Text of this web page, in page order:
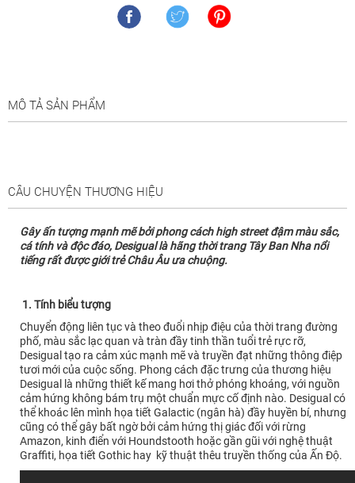
MÔ TẢ SẢN PHẨM
CÂU CHUYỆN THƯƠNG HIỆU
Gây ấn tượng mạnh mẽ bởi phong cách high street đậm màu sắc,
cá tính và độc đáo, Desigual là hãng thời trang Tây Ban Nha nổi
tiếng rất được giới trẻ Châu Âu ưa chuộng.
1. Tính biểu tượng
Chuyển động liên tục và theo đuổi nhịp điệu của thời trang đường
phố, màu sắc lạc quan và tràn đầy tinh thần tuổi trẻ rực rỡ,
Desigual tạo ra cảm xúc mạnh mẽ và truyền đạt những thông điệp
tươi mới của cuộc sống. Phong cách đặc trưng của thương hiệu
Desigual là những thiết kế mang hơi thở phóng khoáng, với nguồn
cảm hứng không bám trụ một chuẩn mực cố định nào. Desigual có
thể khoác lên mình họa tiết Galactic (ngân hà) đầy huyền bí, nhưng
cũng có thể gây bất ngờ bởi cảm hứng thị giác đối với rừng
Amazon, kinh điển với Houndstooth hoặc gần gũi với nghệ thuật
Graffiti, họa tiết Gothic hay kỹ thuật thêu truyền thống của Ấn Độ.